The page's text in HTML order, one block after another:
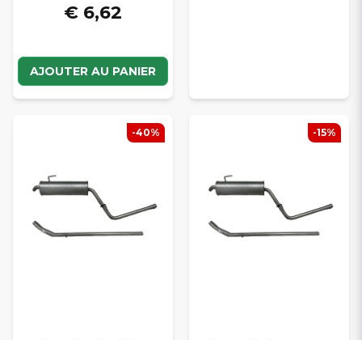
€ 6,62
AJOUTER AU PANIER
-40% -15%